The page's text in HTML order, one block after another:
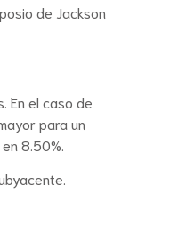
de Jackson
En el caso de
para un
8.50%.